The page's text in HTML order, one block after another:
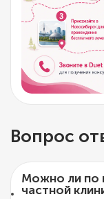
Вопрос
Можно ли по
частной